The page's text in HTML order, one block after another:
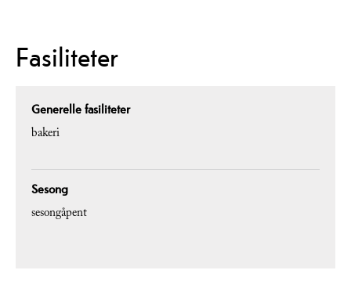
Fasiliteter
Generelle fasiliteter
bakeri
Sesong
sesongåpent